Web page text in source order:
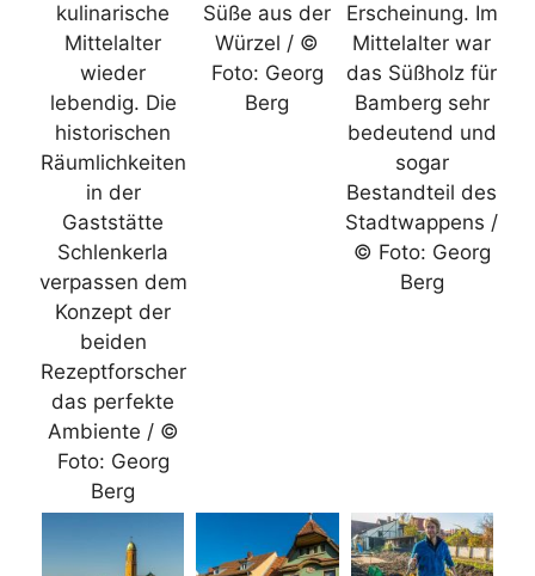
kulinarische
Mittelalter
wieder
lebendig. Die
historischen
Räumlichkeiten
in der
Gaststätte
Schlenkerla
verpassen dem
Konzept der
beiden
Rezeptforscher
das perfekte
Ambiente / ©
Foto: Georg
Berg
Süße aus der
Würzel / ©
Foto: Georg
Berg
Erscheinung. Im
Mittelalter war
das Süßholz für
Bamberg sehr
bedeutend und
sogar
Bestandteil des
Stadtwappens /
© Foto: Georg
Berg